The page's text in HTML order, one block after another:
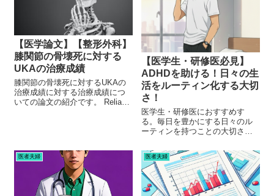
【医学論文】【整形外科】
膝関節の骨壊死に対する
UKAの治療成績
膝関節の骨壊死に対するUKAの
治療成績に対する治療成績につ
いての論文の紹介です。 Reliable
【医学生・研修医必見】
ADHDを助ける！日々の生
活をルーティン化する大切
さ！
医学生・研修医におすすめす
る。毎日を豊かにする日々のル
ーティンを持つことの大切さに
医者夫婦 医者夫婦